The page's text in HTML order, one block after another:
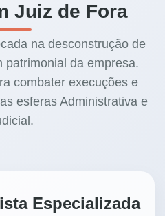
Juiz de Fora
na desconstrução de
patrimonial da empresa.
combater execuções e
esferas Administrativa e
Especializada